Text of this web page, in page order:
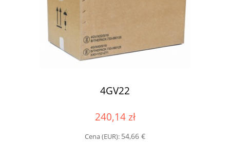
4GV22
240,14 zł
Cena (EUR): 54,66 €